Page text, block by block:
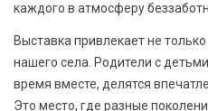
каждого в атмосферу
Выставка привлекает не
нашего села. Родители с
время вместе, делятся
Это место, где разные